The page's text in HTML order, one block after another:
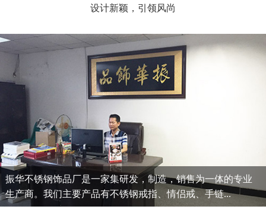
设计新颖，引领风尚
振华不锈钢饰品厂是一家集研发，制造，销售为一体的专业
生产商。我们主要产品有不锈钢戒指、情侣戒、手链...